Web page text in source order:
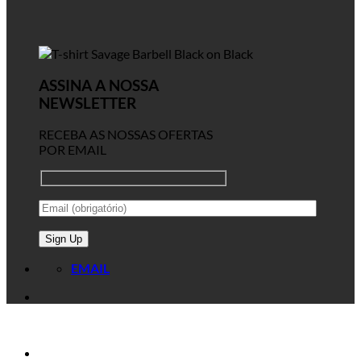
ASSINA A NOSSA
NEWSLETTER
RECEBA AS NOSSAS OFERTAS
POR EMAIL
EMAIL